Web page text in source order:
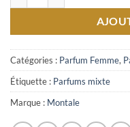
Catégories : Parfum Femme,
Étiquette : Parfums mixte
Marque : Montale